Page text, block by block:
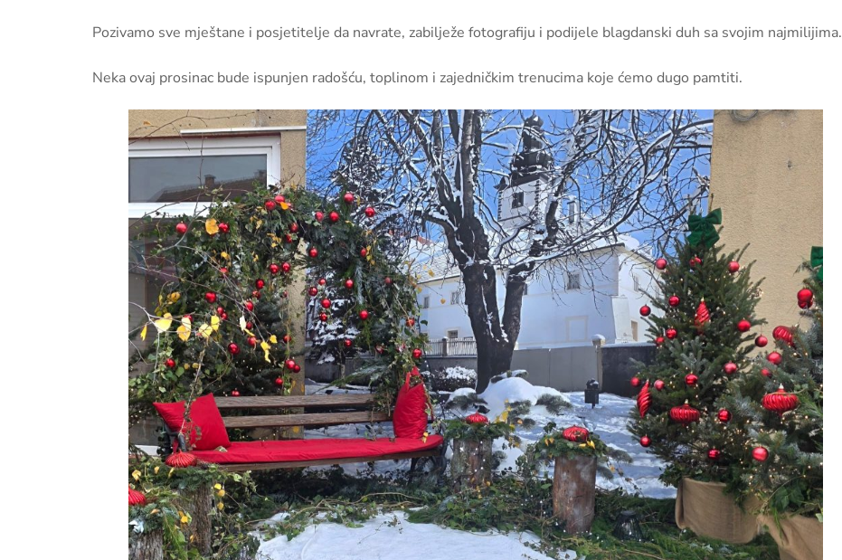
Pozivamo sve mještane i posjetitelje da navrate, zabilježe fotografiju i podijele blagdanski duh sa svojim najmilijima.
Neka ovaj prosinac bude ispunjen radošću, toplinom i zajedničkim trenucima koje ćemo dugo pamtiti.